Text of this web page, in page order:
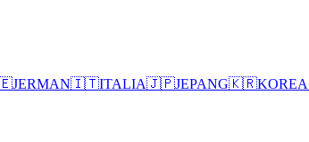
JERMAN🇮🇹ITALIA🇯🇵JEPANG🇰🇷KOREA